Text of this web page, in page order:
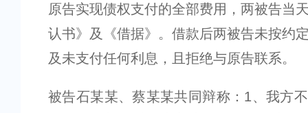
原告实现债权支付的全部费用，两被告当
认书》及《借据》。借款后两被告未按约
及未支付任何利息，且拒绝与原告联系。
被告石某某、蔡某某共同辩称：1、我方